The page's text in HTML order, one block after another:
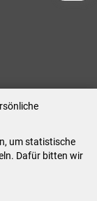
um statistische
Dafür bitten wir